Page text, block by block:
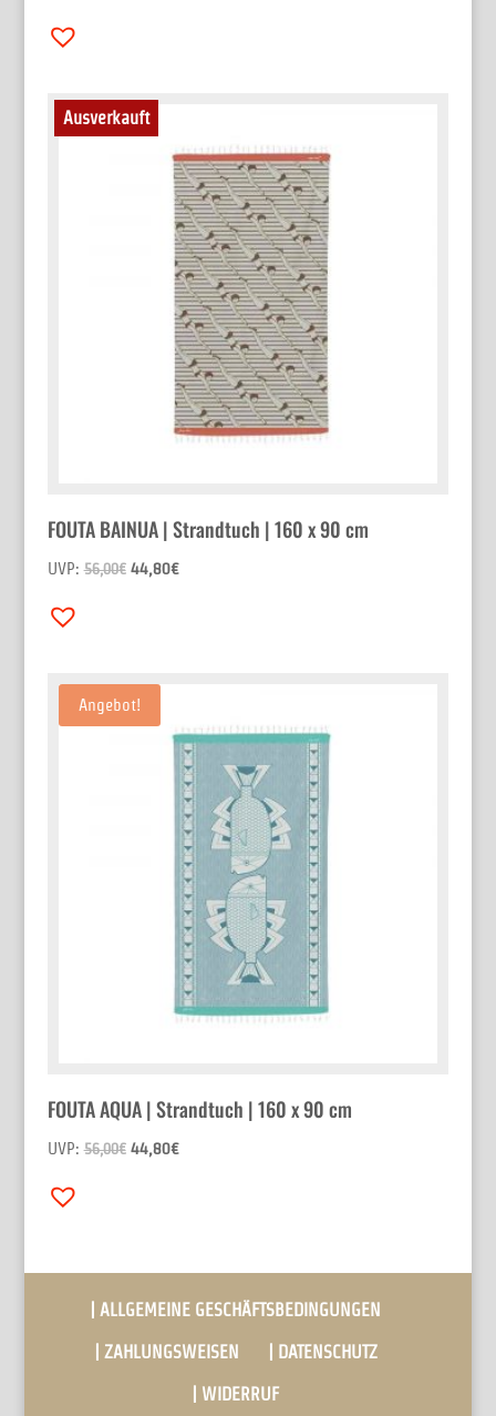
Ausverkauft
FOUTA BAINUA | Strandtuch | 160 x 90 cm
UVP: 56,00€ 44,80€
Angebot!
FOUTA AQUA | Strandtuch | 160 x 90 cm
UVP: 56,00€ 44,80€
| ALLGEMEINE GESCHÄFTSBEDINGUNGEN
| ZAHLUNGSWEISEN | DATENSCHUTZ
| WIDERRUF